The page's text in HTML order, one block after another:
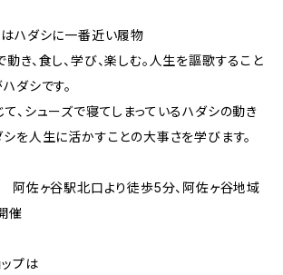
はハダシに一番近い履物
き、食し、学び、楽しむ。人生を謳歌すること
ダシです。
、シューズで寝てしまっているハダシの動き
シを人生に活かすことの大事さを学びます。
阿佐ヶ谷駅北口より徒歩5分、阿佐ヶ谷地域
催
プは